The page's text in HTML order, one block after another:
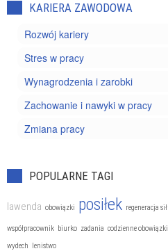
KARIERA ZAWODOWA
Rozwój kariery
Stres w pracy
Wynagrodzenia i zarobki
Zachowanie i nawyki w pracy
Zmiana pracy
POPULARNE TAGI
lawenda obowiązki posiłek regeneracja sił
współpracownik biurko zadania codzienne obowiązki
wydech lenistwo